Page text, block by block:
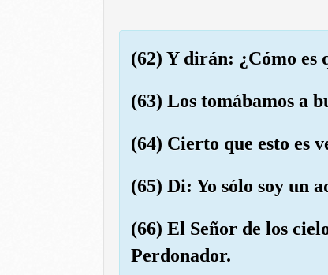
(62) Y dirán: ¿Cómo es
(63) Los tomábamos a
(64) Cierto que esto es
(65) Di: Yo sólo soy un
(66) El Señor de los
Perdonador.